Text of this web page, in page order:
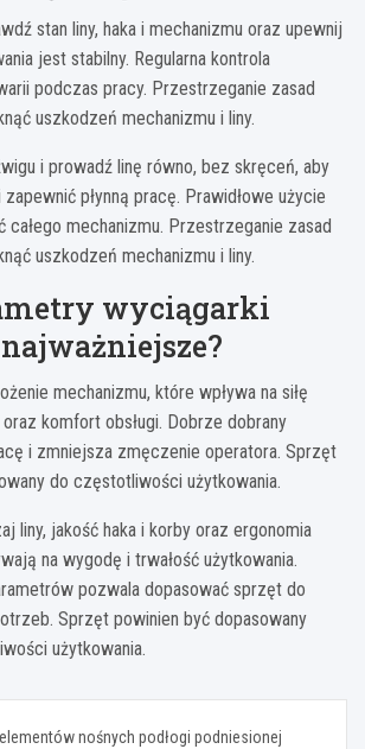
stan liny, haka i mechanizmu oraz upewnij
jest stabilny. Regularna kontrola
podczas pracy. Przestrzeganie zasad
uszkodzeń mechanizmu i liny.
i prowadź linę równo, bez skręceń, aby
płynną pracę. Prawidłowe użycie
całego mechanizmu. Przestrzeganie zasad
uszkodzeń mechanizmu i liny.
wyciągarki
mechanizmu, które wpływa na siłę
komfort obsługi. Dobrze dobrany
i zmniejsza zmęczenie operatora. Sprzęt
do częstotliwości użytkowania.
liny, jakość haka i korby oraz ergonomia
na wygodę i trwałość użytkowania.
pozwala dopasować sprzęt do
Sprzęt powinien być dopasowany
użytkowania.
nośnych podłogi podniesionej